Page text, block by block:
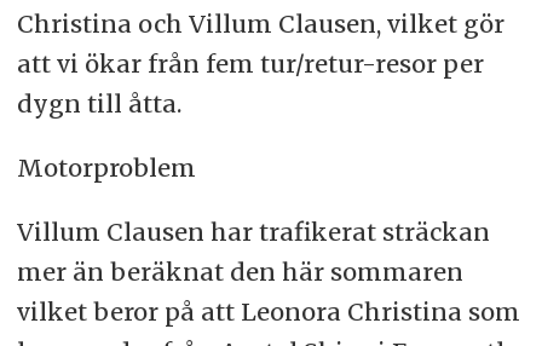
Christina och Villum Clausen, vilket gör
att vi ökar från fem tur/retur-resor per
dygn till åtta.
Motorproblem
Villum Clausen har trafikerat sträckan
mer än beräknat den här sommaren
vilket beror på att Leonora Christina som